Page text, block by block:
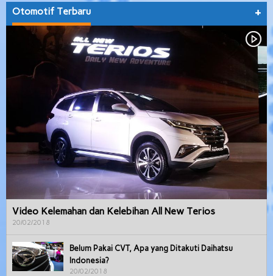
Otomotif Terbaru +
Video Kelemahan dan Kelebihan All New Terios
20/02/2018
Belum Pakai CVT, Apa yang Ditakuti Daihatsu
Indonesia?
20/02/2018